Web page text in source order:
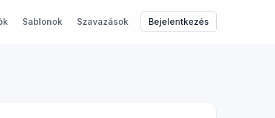
Sablonok Szavazások Bejelentkezés